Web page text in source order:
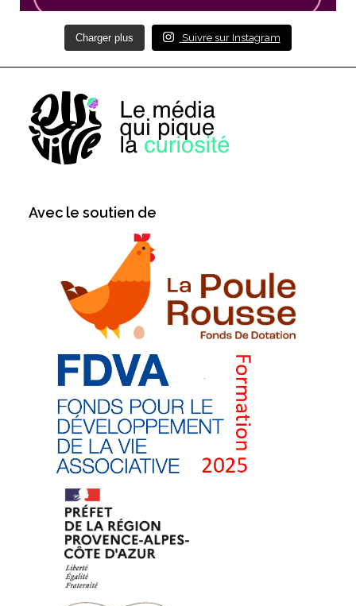
Charger plus Suivre sur Instagram
Avec le soutien de